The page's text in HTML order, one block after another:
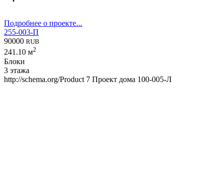
Подробнее о проекте...
255-003-П
90000 RUB
241.10 м2
Блоки
3 этажа
http://schema.org/Product 7 Проект дома 100-005-Л